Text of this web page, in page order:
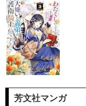
芳文社マンガ